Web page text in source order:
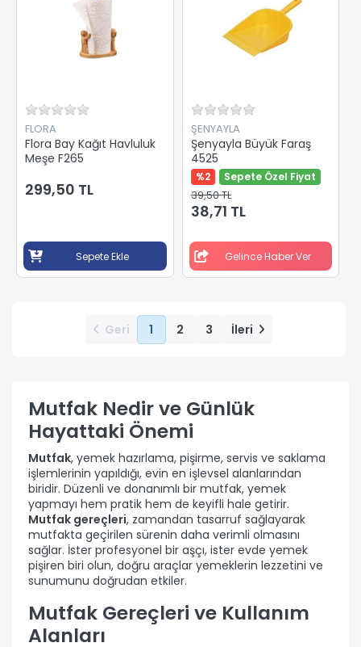
FLORA
Flora Bay Kağıt Havluluk
Meşe F265
299,50 TL
Sepete Ekle
ŞENYAYLA
Şenyayla Büyük Faraş
4525
%2 Sepete Özel Fiyat
39,50 TL
38,71 TL
Gelince Haber Ver
Geri 1 2 3 İleri
Mutfak Nedir ve Günlük
Hayattaki Önemi
Mutfak, yemek hazırlama, pişirme, servis ve saklama
işlemlerinin yapıldığı, evin en işlevsel alanlarından
biridir. Düzenli ve donanımlı bir mutfak, yemek
yapmayı hem pratik hem de keyifli hale getirir.
Mutfak gereçleri, zamandan tasarruf sağlayarak
mutfakta geçirilen sürenin daha verimli olmasını
sağlar. İster profesyonel bir aşçı, ister evde yemek
pişiren biri olun, doğru araçlar yemeklerin lezzetini ve
sunumunu doğrudan etkiler.
Mutfak Gereçleri ve Kullanım
Alanları